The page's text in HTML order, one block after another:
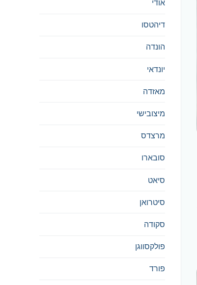
אודי
דיהטסו
הונדה
יונדאי
מאזדה
מיצובישי
מרצדס
סובארו
סיאט
סיטרואן
סקודה
פולקסווגן
פורד